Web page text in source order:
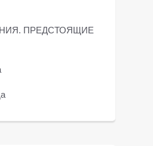
ПРЕДСТОЯЩИЕ